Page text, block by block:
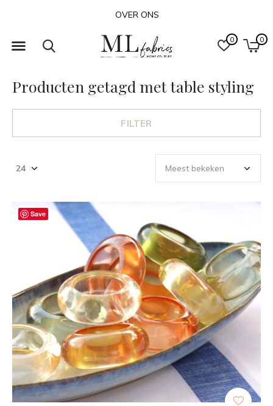
0 0
OVER ONS
Producten getagd met table styling
FILTER
Save